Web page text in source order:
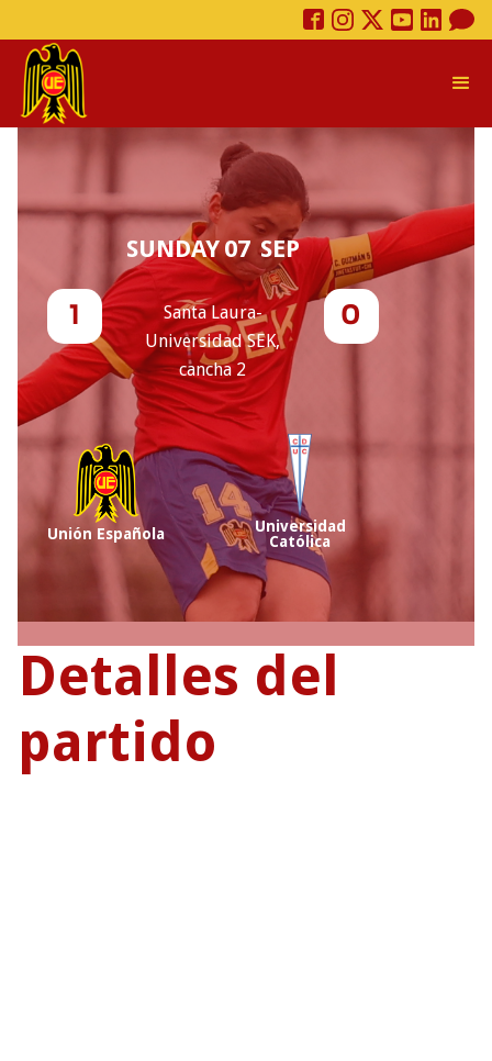
1
SUNDAY07 SEP
Santa Laura-
Universidad SEK,
cancha 2
0
Unión Española
Universidad
Católica
Detalles del
partido